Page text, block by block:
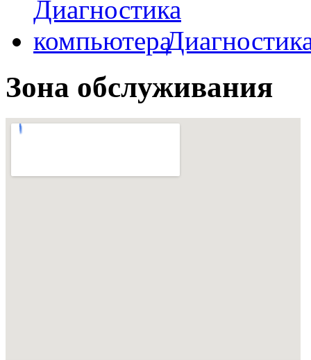
Зона обслуживания